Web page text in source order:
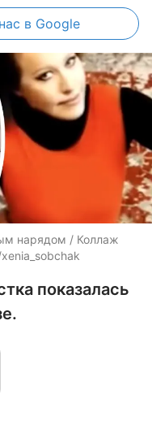
в Google
нарядом / Коллаж
показалась